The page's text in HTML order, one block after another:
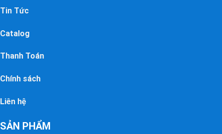
Tin Tức
Catalog
Thanh Toán
Chính sách
Liên hệ
SẢN PHẨM